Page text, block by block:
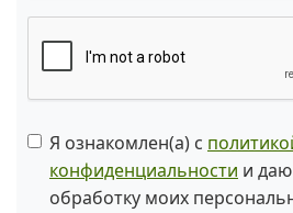
Я ознакомлен(а) с
конфиденциальности и
обработку моих